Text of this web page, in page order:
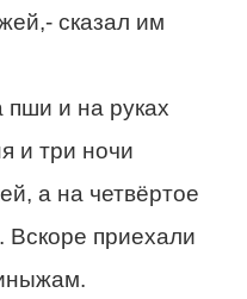
сказал им
и на руках
и три ночи
а на четвёртое
Вскоре приехали